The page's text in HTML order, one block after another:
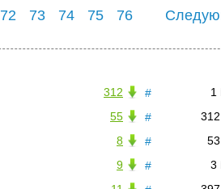
72 73 74 75
76
# 1
312
#
55
#
8
#
3
9